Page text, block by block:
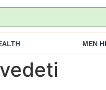
MEN